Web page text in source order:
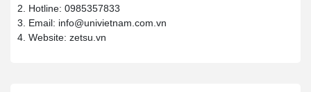
2. Hotline: 0985357833
3. Email: info@univietnam.com.vn
4. Website: zetsu.vn